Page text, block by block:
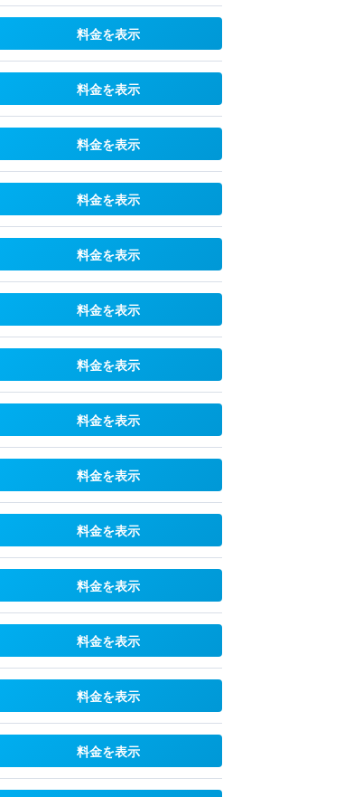
料金を表示
料金を表示
料金を表示
料金を表示
料金を表示
料金を表示
料金を表示
料金を表示
料金を表示
料金を表示
料金を表示
料金を表示
料金を表示
料金を表示